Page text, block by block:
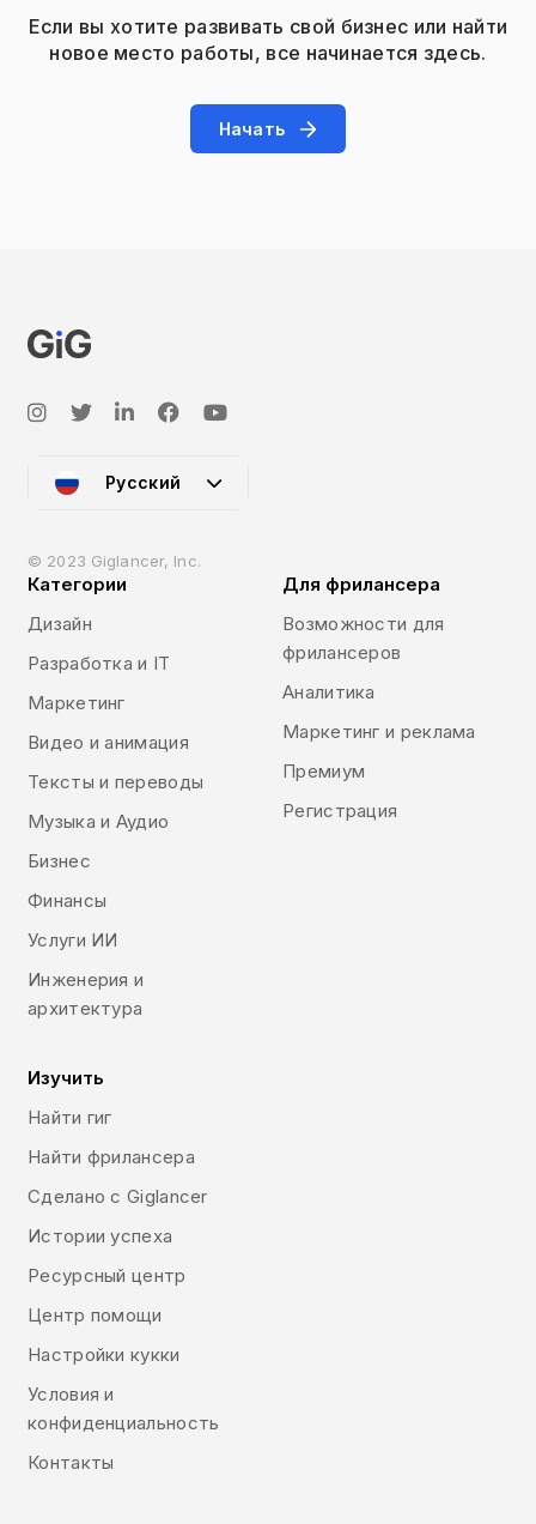
Если вы хотите развивать свой бизнес или найти
новое место работы, все начинается здесь.
Начать
Русский
© 2023 Giglancer, Inc.
Категории
Дизайн
Разработка и IT
Маркетинг
Видео и анимация
Тексты и переводы
Музыка и Аудио
Бизнес
Финансы
Услуги ИИ
Инженерия и
архитектура
Для фрилансера
Возможности для
фрилансеров
Аналитика
Маркетинг и реклама
Премиум
Регистрация
Изучить
Найти гиг
Найти фрилансера
Сделано с Giglancer
Истории успеха
Ресурсный центр
Центр помощи
Настройки кукки
Условия и
конфиденциальность
Контакты